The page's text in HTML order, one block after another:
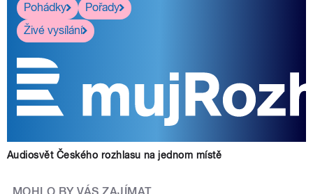
Pohádky
Pořady
Živé vysílání
Audiosvět Českého rozhlasu na jednom místě